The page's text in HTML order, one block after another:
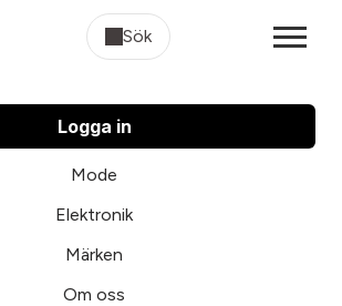
Sök
Logga in
Mode
Elektronik
Märken
Om oss